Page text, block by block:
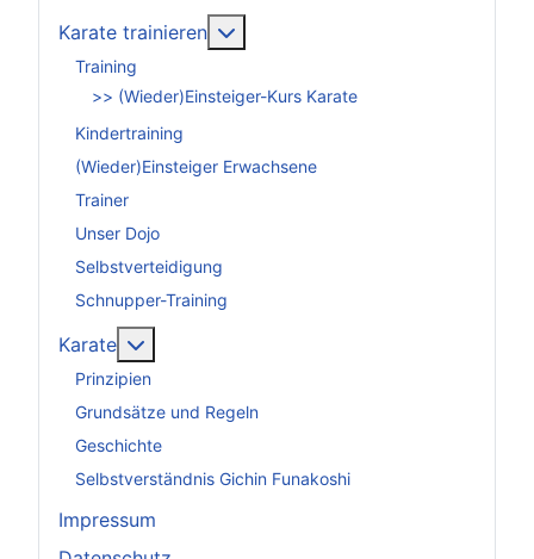
Karate trainieren
Training
>> (Wieder)Einsteiger-Kurs Karate
Kindertraining
(Wieder)Einsteiger Erwachsene
Trainer
Unser Dojo
Selbstverteidigung
Schnupper-Training
Karate
Prinzipien
Grundsätze und Regeln
Geschichte
Selbstverständnis Gichin Funakoshi
Impressum